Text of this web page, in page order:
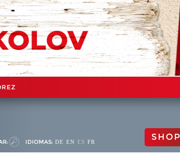
IDIOMAS: DE EN ES FR SHOP